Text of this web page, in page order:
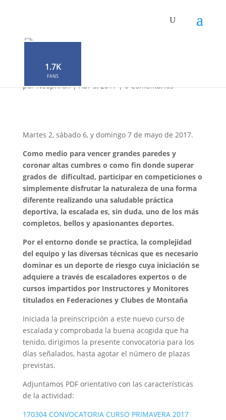
1.7K
FANS
Curso de Iniciación a la
Primavera 2017
porNeophron|Abr 5, 2017|0 Comentarios
Martes 2, sábado 6, y domingo 7 de mayo de 2017.
Como medio para vencer grandes paredes y
coronar altas cumbres o como fin donde superar
grados de dificultad, participar en competiciones o
simplemente disfrutar la naturaleza de una forma
diferente realizando una saludable práctica
deportiva, la escalada es, sin duda, uno de los más
completos, bellos y apasionantes deportes.
Por el entorno donde se practica, la complejidad
del equipo y las diversas técnicas que es necesario
dominar es un deporte de riesgo cuya iniciación se
adquiere a través de escaladores expertos o de
cursos impartidos por Instructores y Monitores
titulados en Federaciones y Clubes de Montaña
Iniciada la preinscripción a este nuevo curso de
escalada y comprobada la buena acogida que ha
tenido, dirigimos la presente convocatoria para los
días señalados, hasta agotar el número de plazas
previstas.
Adjuntamos PDF orientativo con las características
de la actividad:
170304 CONVOCATORIA CURSO PRIMAVERA 2017